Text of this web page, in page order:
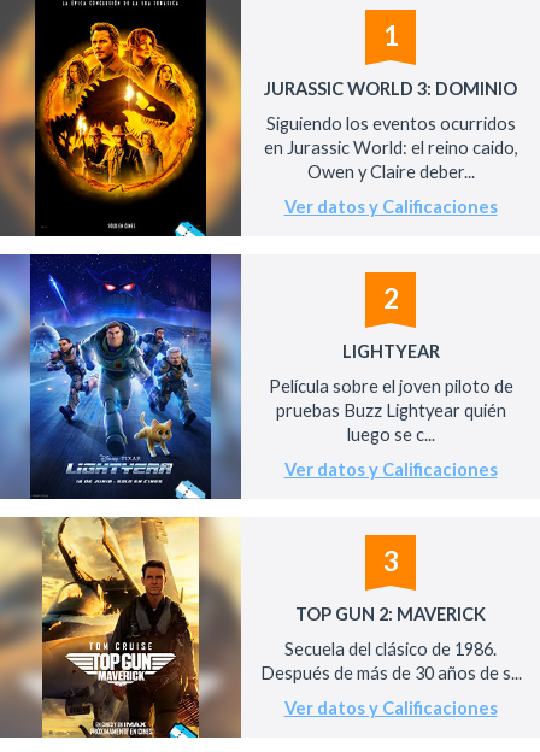
1
JURASSIC WORLD 3: DOMINIO
Siguiendo los eventos ocurridos
en Jurassic World: el reino caido,
Owen y Claire deber...
Ver datos y Calificaciones
2
LIGHTYEAR
Película sobre el joven piloto de
pruebas Buzz Lightyear quién
luego se c...
Ver datos y Calificaciones
3
TOP GUN 2: MAVERICK
Secuela del clásico de 1986.
Después de más de 30 años de s...
Ver datos y Calificaciones